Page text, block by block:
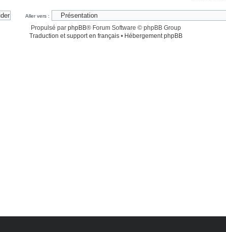
Aller vers :
Propulsé par phpBB® Forum Software © phpBB Group
Traduction et support en français• Hébergement phpBB